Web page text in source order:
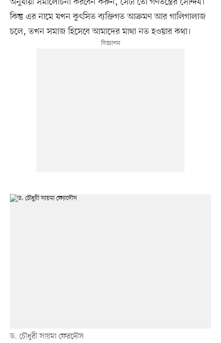
কিন্তু এর নামে যখন কুৎসিত ব্যক্তিগত আক্রমণ আর গালিগালাজ
চলে, তখন সমাজ হিসেবে আমাদের মাথা নত হওয়ার কথা।
ড. চৌধুরী সায়মা ফেরদৌস